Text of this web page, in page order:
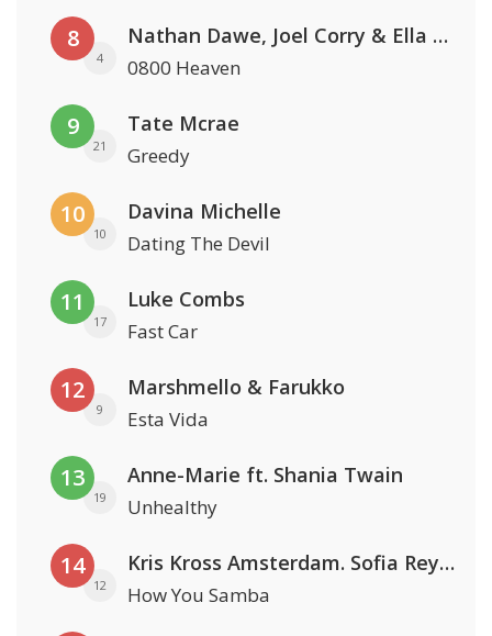
8
4
Nathan Dawe, Joel Corry & Ella Henderson
0800 Heaven
9
21
Tate Mcrae
Greedy
10
10
Davina Michelle
Dating The Devil
11
17
Luke Combs
Fast Car
12
9
Marshmello & Farukko
Esta Vida
13
19
Anne-Marie ft. Shania Twain
Unhealthy
14
12
Kris Kross Amsterdam. Sofia Reyes & Tinie Tempah
How You Samba